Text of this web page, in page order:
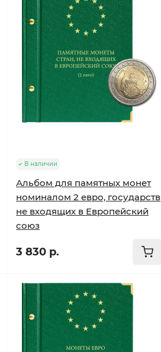
В наличии
Альбом для памятных монет
номиналом 2 евро, государств
не входящих в Европейский
союз
3 830 р.